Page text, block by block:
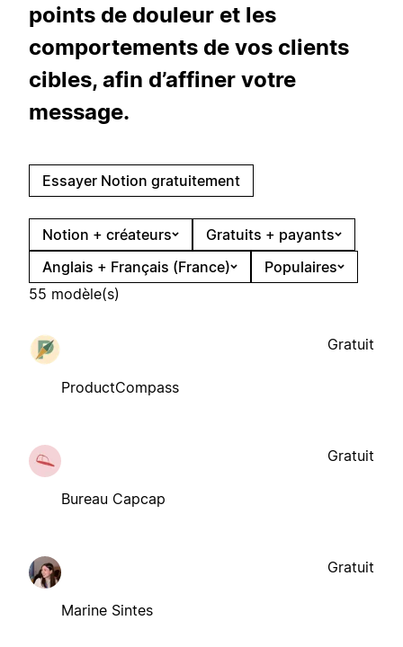
points de douleur et les
comportements de vos clients
cibles, afin d’affiner votre
message.
Essayer Notion gratuitement
Notion + créateurs
Gratuits + payants
Anglais + Français (France)
Populaires
55 modèle(s)
ProductCompass
Gratuit
Bureau Capcap
Gratuit
Marine Sintes
Gratuit